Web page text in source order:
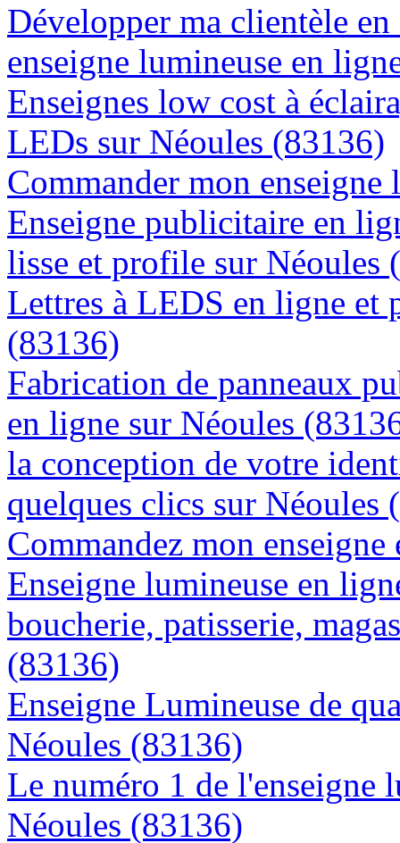
Développer ma clientèle
enseigne lumineuse en
Enseignes low cost à
LEDs sur Néoules (83136)
Commander mon
Enseigne publicitaire en
lisse et profile sur Néoules
Lettres à LEDS en ligne et
(83136)
Fabrication de panneaux
en ligne sur Néoules
la conception de votre
quelques clics sur Néoules
Commandez mon
Enseigne lumineuse en
boucherie, patisserie,
(83136)
Enseigne Lumineuse de
Néoules (83136)
Le numéro 1 de l'enseigne
Néoules (83136)